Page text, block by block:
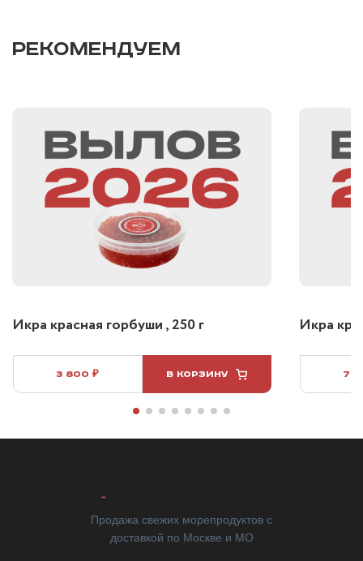
РЕКОМЕНДУЕМ
Икра красная горбуши , 250 г
3 800 ₽ В КОРЗИНУ
Икра
7
Продажа свежих морепродуктов с
доставкой по Москве и МО